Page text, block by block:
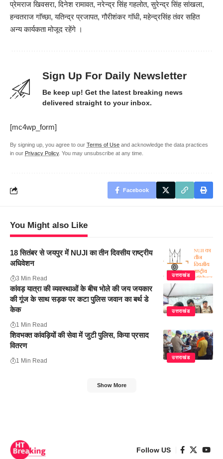
प्रेमराज खिवसरा, दिनेश रामावत, नरेन्द्र सिंह गहलोत, सुरेन्द्र सिंह सांखला,
हन्वतराज गाॅच्छा, यतिन्द्र प्रजापत, गौरीशंकर गाॅधी, महेन्द्रसिंह तंवर सहित
अन्य कार्यकता मोजूद रहेंगे ।
Sign Up For Daily Newsletter
Be keep up! Get the latest breaking news
delivered straight to your inbox.
[mc4wp_form]
By signing up, you agree to our Terms of Use and acknowledge the data practices
in our Privacy Policy. You may unsubscribe at any time.
Facebook
You Might also Like
उत्तराखंड
18 सितंबर से जयपुर में NUJI का तीन दिवसीय राष्ट्रीय
अधिवेशन
3 Min Read
उत्तराखंड
कांवड़ यात्रा की व्यवस्थाओं के बीच भोले की जय जयकार
की गूंज के साथ सड़क पर कटा पुलिस जवान का बर्थ डे
केक
1 Min Read
उत्तराखंड
शिवभक्त कांवड़ियों की सेवा में जुटी पुलिस, किया प्रसाद
वितरण
1 Min Read
Show More
Follow US